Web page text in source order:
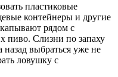
пластиковые
контейнеры и другие
рядом с
пиво. Слизни по запаху
назад выбраться уже не
ловушку с